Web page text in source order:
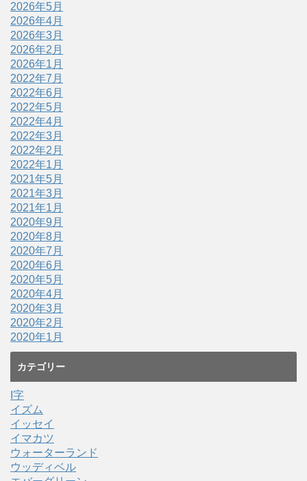
2026年5月
2026年4月
2026年3月
2026年2月
2026年1月
2022年7月
2022年6月
2022年5月
2022年4月
2022年3月
2022年2月
2022年1月
2021年5月
2021年3月
2021年1月
2020年9月
2020年8月
2020年7月
2020年6月
2020年5月
2020年4月
2020年3月
2020年2月
2020年1月
カテゴリー
I字
イズム
イッセイ
イマカツ
ウォーターランド
ウッディベル